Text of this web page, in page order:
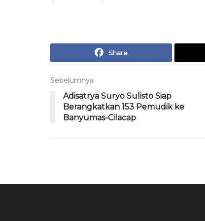
Share
Sebelumnya
Adisatrya Suryo Sulisto Siap
Berangkatkan 153 Pemudik ke
Banyumas-Cilacap